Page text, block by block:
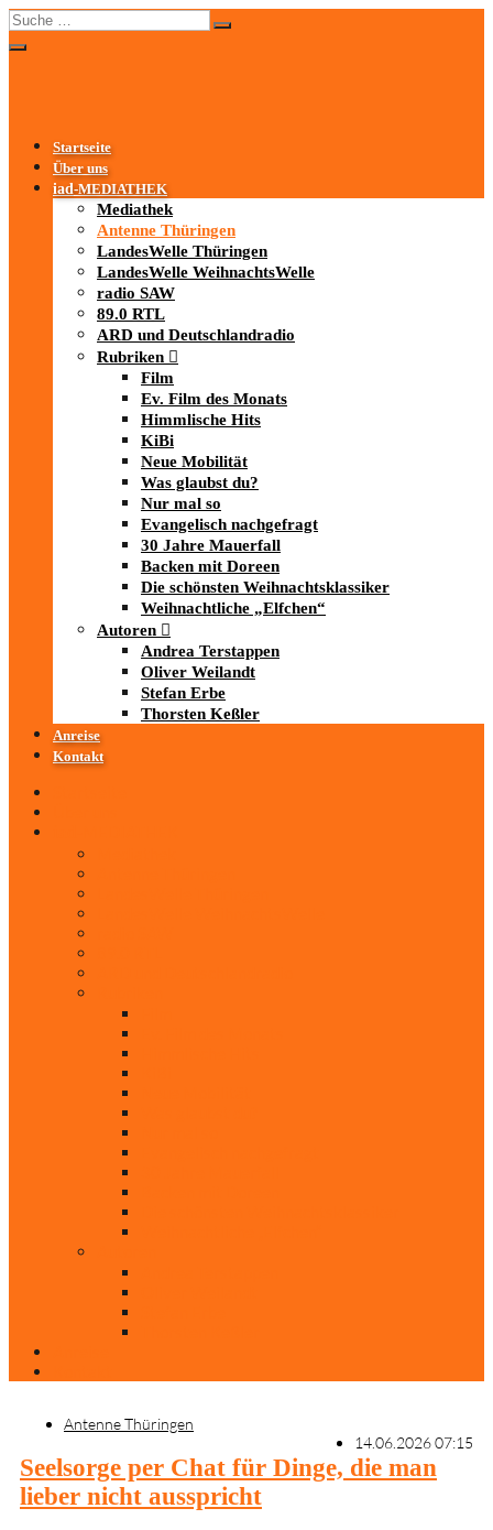
Startseite
Über uns
iad-MEDIATHEK
Mediathek
Antenne Thüringen
LandesWelle Thüringen
LandesWelle WeihnachtsWelle
radio SAW
89.0 RTL
ARD und Deutschlandradio
Rubriken
Film
Ev. Film des Monats
Himmlische Hits
KiBi
Neue Mobilität
Was glaubst du?
Nur mal so
Evangelisch nachgefragt
30 Jahre Mauerfall
Backen mit Doreen
Die schönsten Weihnachtsklassiker
Weihnachtliche „Elfchen“
Autoren
Andrea Terstappen
Oliver Weilandt
Stefan Erbe
Thorsten Keßler
Anreise
Kontakt
Antenne Thüringen
14.06.2026 07:15
Seelsorge per Chat für Dinge, die man
lieber nicht ausspricht